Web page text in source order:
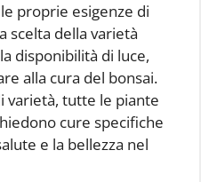
proprie esigenze di
scelta della varietà
disponibilità di luce,
alla cura del bonsai.
varietà, tutte le piante
cure specifiche
e la bellezza nel